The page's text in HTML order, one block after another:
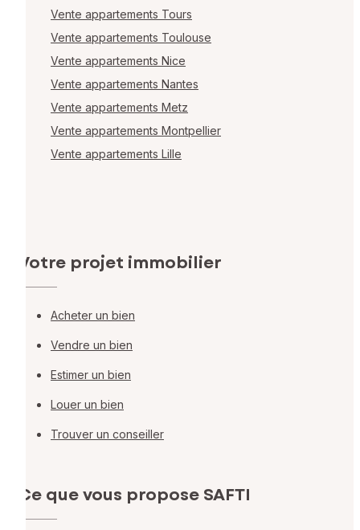
Vente appartements Tours
Vente appartements Toulouse
Vente appartements Nice
Vente appartements Nantes
Vente appartements Metz
Vente appartements Montpellier
Vente appartements Lille
Votre projet immobilier
Acheter un bien
Vendre un bien
Estimer un bien
Louer un bien
Trouver un conseiller
Ce que vous propose SAFTI